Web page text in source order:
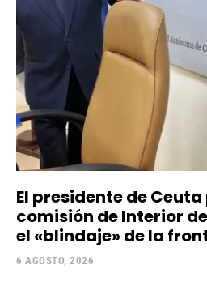
El presidente de Ceuta
comisión de Interior
el «blindaje» de la
6 AGOSTO, 2026